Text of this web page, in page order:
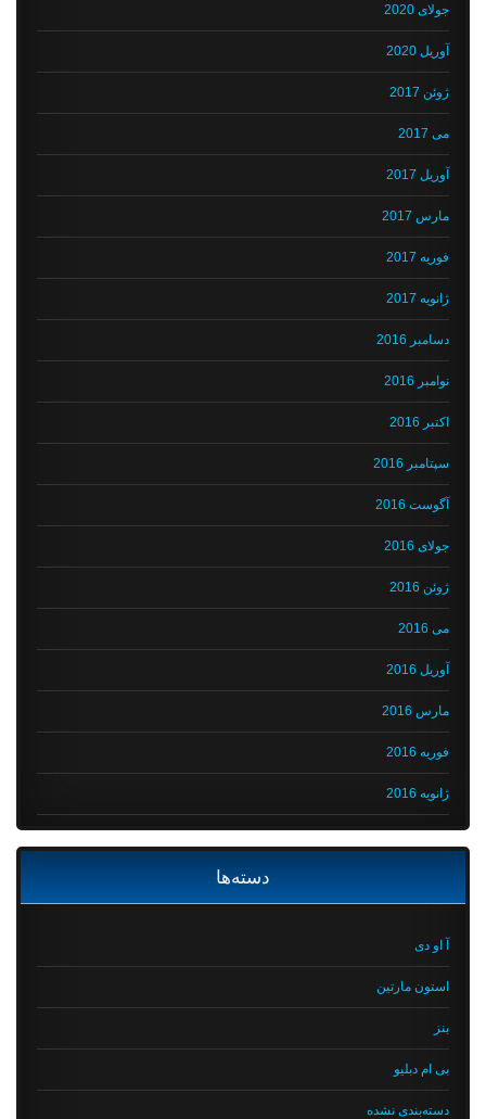
جولای 2020
آوریل 2020
ژوئن 2017
می 2017
آوریل 2017
مارس 2017
فوریه 2017
ژانویه 2017
دسامبر 2016
نوامبر 2016
اکتبر 2016
سپتامبر 2016
آگوست 2016
جولای 2016
ژوئن 2016
می 2016
آوریل 2016
مارس 2016
فوریه 2016
ژانویه 2016
دسته‌ها
آ او دی
استون مارتین
بی ام دبلیو
دسته‌بندی نشده